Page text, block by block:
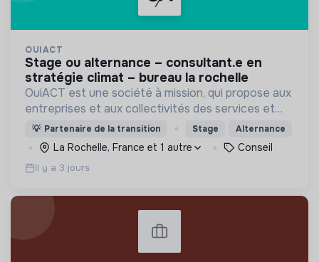
OUIACT
stage ou alternance – consultant.e en
stratégie climat – bureau la rochelle
OuiACT est une société à mission, qui propose aux
entreprises et aux collectivités des services et
des outils de réflexion de haut niveau pour
orienter l’action vers un monde bas-carbone.
💡 Partenaire de la transition Stage Alternance
La Rochelle, France et 1 autre Conseil
Il y a 3 jours